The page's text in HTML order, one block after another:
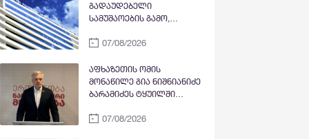
გადაუდებელი
სამუშაოების გამო,
ფშაველას გამზირების
მოედნის მიმართულებით
მოძრაობა დროებით
შეიზღუდება
07/08/2026
აფხაზეთის ომის
მონაწილე გია ნიშნიანიძე
ბარამიძეს ტყუილში
იზოლატორში გვყავდა
07/08/2026